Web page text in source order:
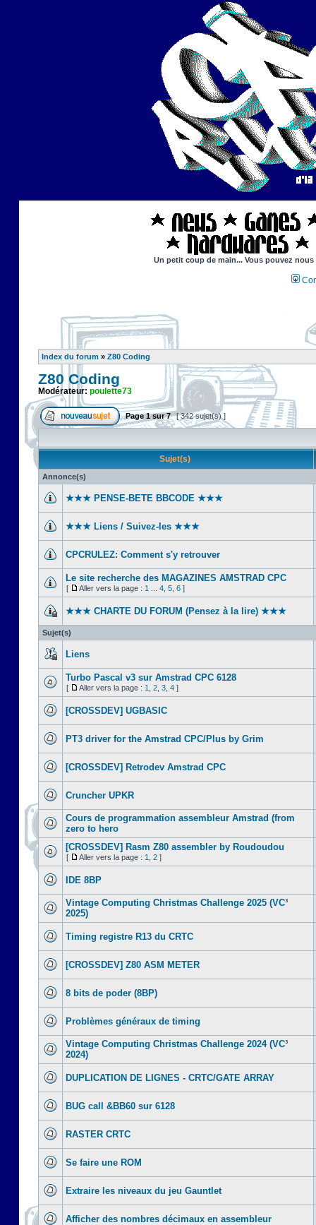
Un petit coup de main... Vous pouvez
Index du forum » Z80 Coding
Z80 Coding
Modérateur: poulette73
Page1sur7 [ 342 sujet(s) ]
Sujet(s)
Annonce(s)
★★★ PENSE-BETE BBCODE ★★★
★★★ Liens / Suivez-les ★★★
CPCRULEZ: Comment s'y retrouver‎
Le site recherche des MAGAZINES AMSTRAD CPC
[ Aller vers la page : 1 4 5 6 ]
★★★ CHARTE DU FORUM (Pensez à la lire) ★★★
Sujet(s)
Liens
Turbo Pascal v3 sur Amstrad CPC 6128
[ Aller vers la page : 1 2 3 4 ]
[CROSSDEV] UGBASIC
PT3 driver for the Amstrad CPC/Plus by Grim
[CROSSDEV] Retrodev Amstrad CPC
Cruncher UPKR
Cours de programmation assembleur Amstrad (from
zero to hero
[CROSSDEV] Rasm Z80 assembler by Roudoudou
[ Aller vers la page : 1 2 ]
IDE 8BP
Vintage Computing Christmas Challenge 2025 (VC³
2025)
Timing registre R13 du CRTC
[CROSSDEV] Z80 ASM METER
8 bits de poder (8BP)
Problèmes généraux de timing
Vintage Computing Christmas Challenge 2024 (VC³
2024)
DUPLICATION DE LIGNES - CRTC/GATE ARRAY
BUG call &BB60 sur 6128
RASTER CRTC
Se faire une ROM
Extraire les niveaux du jeu Gauntlet
Afficher des nombres décimaux en assembleur